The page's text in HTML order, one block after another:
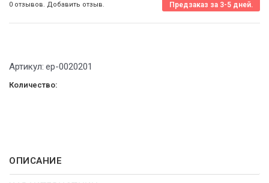
0 отзывов. Добавить отзыв. Предзаказ за 3-5 дней.
Артикул: ep-0020201
Количество:
ОПИСАНИЕ